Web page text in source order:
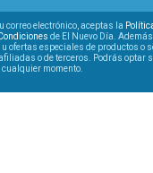
correo electrónico, aceptas la
de El Nuevo Día.
ofertas especiales de productos o
o de terceros. Podrás optar
cualquier momento.